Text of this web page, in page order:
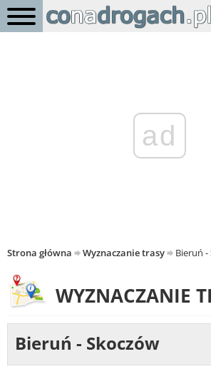
ad
Strona główna Wyznaczanie trasy Bieruń -
WYZNACZANIE
Bieruń - Skoczów